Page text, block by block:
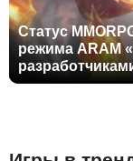
Статус
режима ARAM